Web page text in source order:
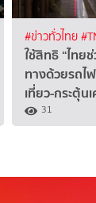
#ข่าวทั่วไทย
ใช้สิทธิ “ไทย
ทางด้วยรถไ
เที่ยว-กระตุ้น
31